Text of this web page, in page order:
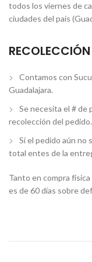
todos los viernes de
ciudades del país
Contamos con
Guadalajara.
Se necesita el # de
recolección del pedido.
Si el pedido aún no
total entes de la
Tanto en compra
es de 60 días sobre